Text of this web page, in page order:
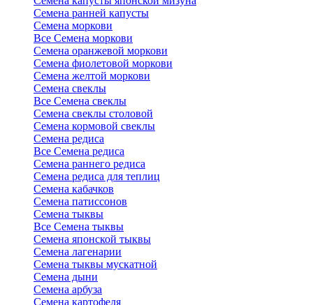
Семена ранней капусты
Семена моркови
Все Семена моркови
Семена оранжевой моркови
Семена фиолетовой моркови
Семена желтой моркови
Семена свеклы
Все Семена свеклы
Семена свеклы столовой
Семена кормовой свеклы
Семена редиса
Все Семена редиса
Семена раннего редиса
Семена редиса для теплиц
Семена кабачков
Семена патиссонов
Семена тыквы
Все Семена тыквы
Семена японской тыквы
Семена лагенарии
Семена тыквы мускатной
Семена дыни
Семена арбуза
Семена картофеля